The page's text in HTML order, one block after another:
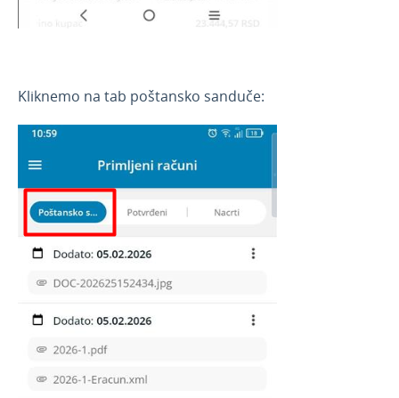
Kliknemo na tab poštansko sanduče: